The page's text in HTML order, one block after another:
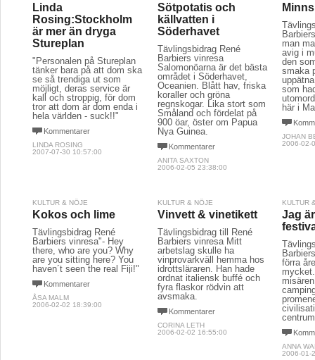
Linda
Rosing:Stockholm
är mer än dryga
Stureplan
"Personalen på Stureplan
tänker bara på att dom ska
se så trendiga ut som
möjligt, deras service är
kall och stroppig, för dom
tror att dom är dom enda i
hela världen - suck!!"
Kommentarer
LINDA ROSING
2007-07-30 10:57:00
Sötpotatis och
källvatten i
Söderhavet
Tävlingsbidrag René
Barbiers vinresa
Salomonöarna är det bästa
området i Söderhavet,
Oceanien. Blått hav, friska
koraller och gröna
regnskogar. Lika stort som
Småland och fördelat på
900 öar, öster om Papua
Nya Guinea.
Kommentarer
ANITA SAXTON
2006-02-05 23:38:00
man
avig i
den
smaka
som
här i
JOHAN
2006-02-
KULTUR & NÖJE
Kokos och lime
Tävlingsbidrag René
Barbiers vinresa"- Hey
there, who are you? Why
are you sitting here? You
haven´t seen the real Fiji!"
Kommentarer
ÅSA MALM
2006-02-02 18:39:00
KULTUR & NÖJE
Vinvett & vinetikett
Tävlingsbidrag till René
Barbiers vinresa Mitt
arbetslag skulle ha
vinprovarkväll hemma hos
idrottsläraren. Han hade
ordnat italiensk buffé och
fyra flaskor rödvin att
avsmaka.
Kommentarer
CORINA LETH
2006-02-02 16:55:00
KULTUR
Jag
förra
ANNA
2006-01-